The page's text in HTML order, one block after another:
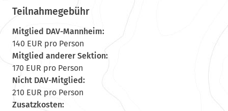
Teilnahmegebühr
Mitglied DAV-Mannheim:
140 EUR pro Person
Mitglied anderer Sektion:
170 EUR pro Person
Nicht DAV-Mitglied:
210 EUR pro Person
Zusatzkosten: